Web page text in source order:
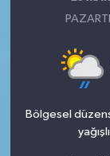
Bölgesel
yağışlı